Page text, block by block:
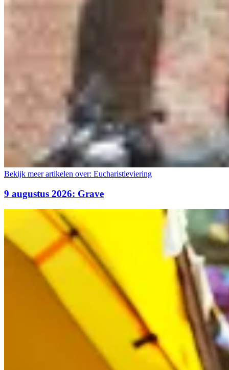
Bekijk meer artikelen over: Eucharistieviering
9 augustus 2026: Grave